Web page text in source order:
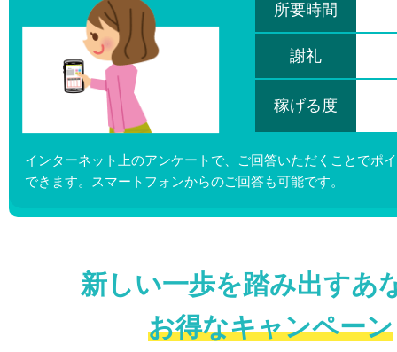
所要時間
謝礼
稼げる度
インターネット上のアンケートで、ご回答いただくことでポ
できます。スマートフォンからのご回答も可能です。
新しい一歩を踏み出すあ
お得なキャンペーン